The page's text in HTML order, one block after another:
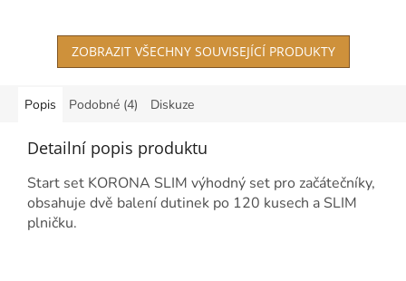
ZOBRAZIT VŠECHNY SOUVISEJÍCÍ PRODUKTY
Popis Podobné (4) Diskuze
Detailní popis produktu
Start set KORONA SLIM výhodný set pro začátečníky,
obsahuje dvě balení dutinek po 120 kusech a SLIM
plničku.